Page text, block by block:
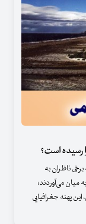
ناظران به
می‌آوردند؛
۹ بازیگر کره خاکی، این پهنه جغرافیایی